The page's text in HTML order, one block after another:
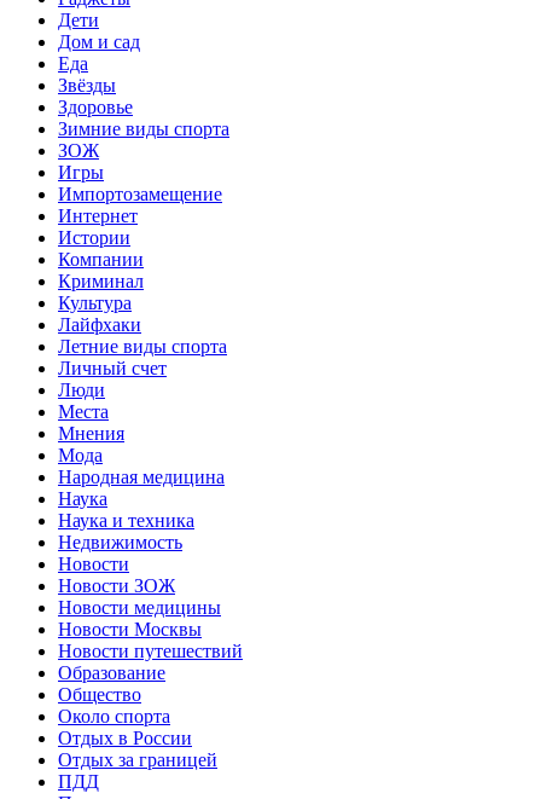
Дети
Дом и сад
Еда
Звёзды
Здоровье
Зимние виды спорта
ЗОЖ
Игры
Импортозамещение
Интернет
Истории
Компании
Криминал
Культура
Лайфхаки
Летние виды спорта
Личный счет
Люди
Места
Мнения
Мода
Народная медицина
Наука
Наука и техника
Недвижимость
Новости
Новости ЗОЖ
Новости медицины
Новости Москвы
Новости путешествий
Образование
Общество
Около спорта
Отдых в России
Отдых за границей
ПДД